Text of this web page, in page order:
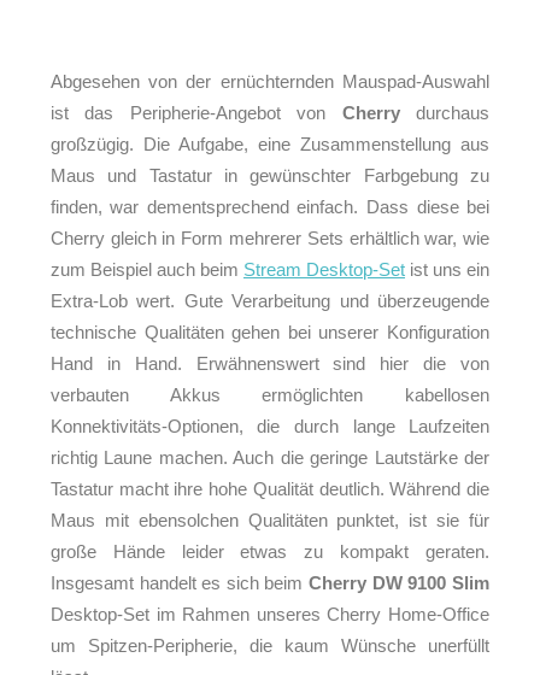
Abgesehen von der ernüchternden Mauspad-Auswahl
ist das Peripherie-Angebot von Cherrydurchaus
großzügig. Die Aufgabe, eine Zusammenstellung aus
Maus und Tastatur in gewünschter Farbgebung zu
finden, war dementsprechend einfach. Dass diese bei
Cherry gleich in Form mehrerer Sets erhältlich war, wie
zum Beispiel auch beim Stream Desktop-Set ist uns ein
Extra-Lob wert. Gute Verarbeitung und überzeugende
technische Qualitäten gehen bei unserer Konfiguration
Hand in Hand. Erwähnenswert sind hier die von
verbauten Akkus ermöglichten kabellosen
Konnektivitäts-Optionen, die durch lange Laufzeiten
richtig Laune machen. Auch die geringe Lautstärke der
Tastatur macht ihre hohe Qualität deutlich. Während die
Maus mit ebensolchen Qualitäten punktet, ist sie für
große Hände leider etwas zu kompakt geraten.
Insgesamt handelt es sich beimCherry DW 9100 Slim
Desktop-Set im Rahmen unseres Cherry Home-Office
um Spitzen-Peripherie, die kaum Wünsche unerfüllt